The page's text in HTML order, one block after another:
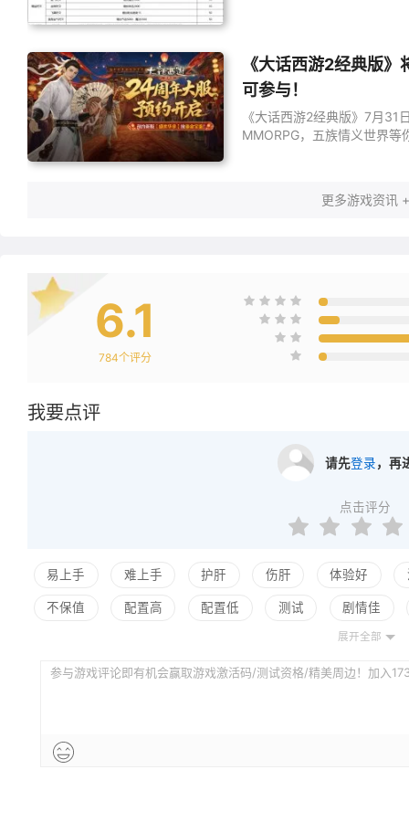
《大话西游2经典版
可参与！
《大话西游2经典版》7月31
MMORPG，五族情义世界等
更多游戏资讯 +
6.1
784个评分
我要点评
请先登录，再
点击评分
易上手 难上手 护肝 伤肝 体验好
不保值 配置高 配置低 测试 剧情佳
展开全部
参与游戏评论即有机会赢取游戏激活码/测试资格/精美周边！加入